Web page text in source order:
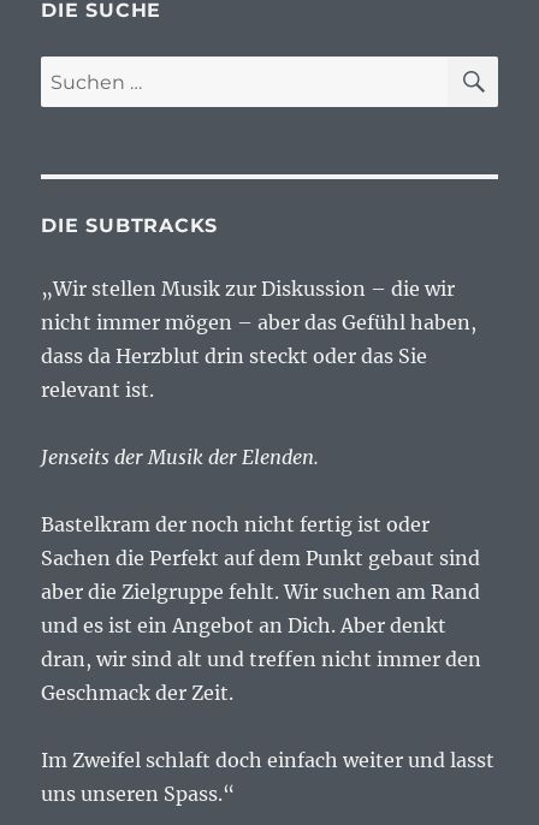
DIE SUCHE
Suchen
nach:
DIE SUBTRACKS
„Wir stellen Musik zur Diskussion – die wir
nicht immer mögen – aber das Gefühl haben,
dass da Herzblut drin steckt oder das Sie
relevant ist.
Jenseits der Musik der Elenden.
Bastelkram der noch nicht fertig ist oder
Sachen die Perfekt auf dem Punkt gebaut sind
aber die Zielgruppe fehlt. Wir suchen am Rand
und es ist ein Angebot an Dich. Aber denkt
dran, wir sind alt und treffen nicht immer den
Geschmack der Zeit.
Im Zweifel schlaft doch einfach weiter und lasst
uns unseren Spass.“